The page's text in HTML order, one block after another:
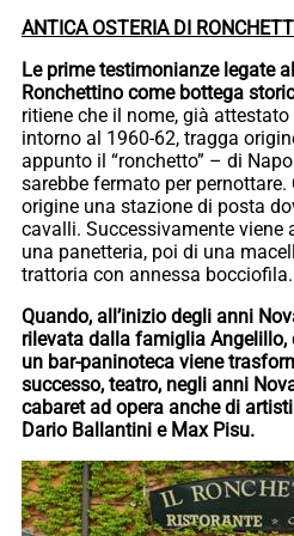
ANTICA OSTERIA DI
Le prime testimonianze legate
Ronchettino come bottega
ritiene che il nome, già
intorno al 1960-62, tragga
appunto il “ronchetto” – di
sarebbe fermato per
origine una stazione di posta
cavalli. Successivamente viene
una panetteria, poi di una
trattoria con annessa bocciofila.
Quando, all’inizio degli anni
rilevata dalla famiglia Angelillo,
un bar-paninoteca viene
successo, teatro, negli anni
cabaret ad opera anche di
Dario Ballantini e Max Pisu.